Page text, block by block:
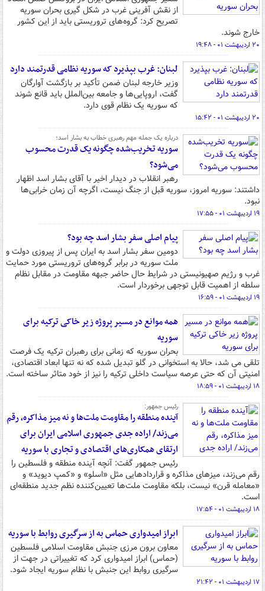
از نقش آفرینی غرب در شکل گیری بحران سوریه
تصریح کرد: گروه‌های تروریستی باید از این کشور
خارج شوند.
۲۰ اردیبهشت ۰۱ - ۱۹:۴۸
لبنان: غرب بپذیرد که سوریه نظامی قدرتمند دارد
وزیر خارجه لبنان ضمن تأکید بر بازگشت آوارگان
گفت، اروپایی‌ها و جامعه بین‌الملل باید قانع شوند
که سوریه یک نظام قوی دارد.
۲۰ اردیبهشت ۰۱ - ۱۵:۴۲
درباره یک جمله مهم رهبری خطاب به بشار اسد؛
سوریه تخریب‌شده چگونه یک قدرت محسوب
می‌شود؟
رهبر انقلاب در دیدار اخیر با آقای بشار اسد اظهار
داشتند: سوریه امروز، سوریه قبل از جنگ نیست، اگرچه آن زمان خرابی‌ها
نبود.
۱۹ اردیبهشت ۰۱ - ۱۷:۵۵
پیام اصلی سفر بشار اسد چه بود؟
دومین سفر بشار اسد به ایران پس از پیروزی دولت و
ملت سوریه در برابر گروه‌های تروریستی مورد حمایت
غرب و رژیم صهیونیستی در شرایط حال حاضر جبهه مقاومت در مقابل نظام
سلطه از اهمیت قابل توجهی برخوردار است.
۱۹ اردیبهشت ۰۱ - ۱۶:۵۹
همه موانع در مسیر پروژه زیر خاکی ترکیه برای
سوریه
بحران سوریه که زمانی برای رهبران ترکیه یک فرصت
تلقی می شد، حالا به استخوانی در گلو تبدیل شده که نه تنها ابعاد اقتصادی،
امنیتی آن که حتی عرصه سیاست داخلی ترکیه را نیز از خود متاثر ساخته است.
۱۸ اردیبهشت ۰۱ - ۱۸:۵۹
رئیس جمهور:
آینده منطقه را مقاومت ملت‌ها و نه میز مذاکره، رقم
می‌زند/ اراده جدی جمهوری اسلامی ایران برای
ارتقای همکاری‌های اقتصادی و تجاری با سوریه
رئیس جمهور گفت: آنچه آینده منطقه و فلسطین را
رقم می‌زند، میزهای مذاکره و قراردادهایی مثل «اسلو» و «کمپ دیوید» و
«معامله قرن» نیست، بلکه مقاومت ملت‌ها تعیین‌کننده نظم جدید منطقه‌ای
است.
۱۸ اردیبهشت ۰۱ - ۱۷:۵۴
ابراز امیدواری حماس به از سرگیری روابط با سوریه
معاون برون مرزی جنبش مقاومت اسلامی فلسطین
(حماس) ابراز امیدواری کرد که تغییراتی در جهت از
سرگیری روابط این جنبش با نظام سوریه ایجاد شود.
۱۷ اردیبهشت ۰۱ - ۲۱:۴۲